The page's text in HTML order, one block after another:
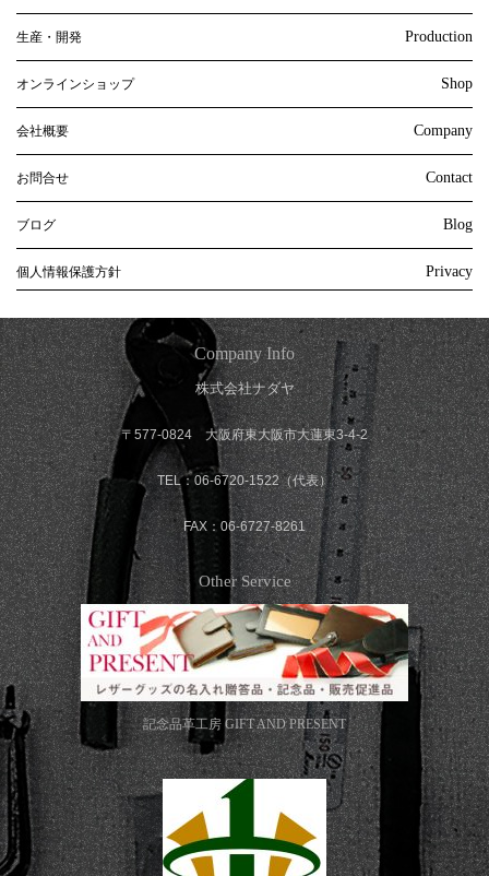
生産・開発 Production
オンラインショップ Shop
会社概要 Company
お問合せ Contact
ブログ Blog
個人情報保護方針 Privacy
Company Info
株式会社ナダヤ
〒577-0824 大阪府東大阪市大蓮東3-4-2
TEL：06-6720-1522（代表）
FAX：06-6727-8261
Other Service
記念品革工房 GIFT AND PRESENT